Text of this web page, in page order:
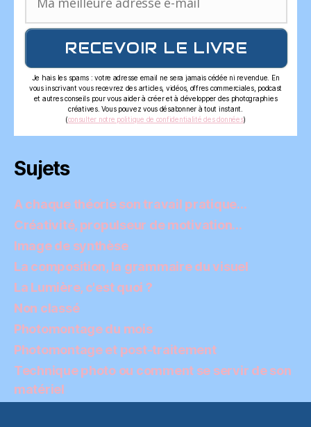
RECEVOIR LE LIVRE
Je hais les spams : votre adresse email ne sera jamais cédée ni revendue. En
vous inscrivant vous recevrez des articles, vidéos, offres commerciales, podcast
et autres conseils pour vous aider à créer et à développer des photographies
créatives. Vous pouvez vous désabonner à tout instant.
(consulter notre politique de confidentialité des données)
Sujets
A chaque théorie son travail pratique…
Créativité, propulseur de motivation…
Image de synthèse
La composition, la grammaire du visuel
La Lumière, c'est quoi ?
Non classé
Photomontage du mois
Photomontage et post-traitement
Technique photo ou comment se servir de son
matériel